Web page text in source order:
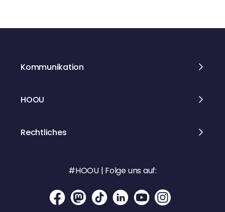
n
Kommunikation
HOOU
Rechtliches
#HOOU | Folge uns auf: